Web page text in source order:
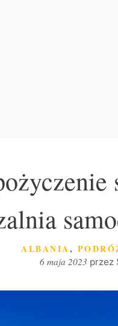
KATEGORIE
ALBANIA,
6 maja 2023 przez